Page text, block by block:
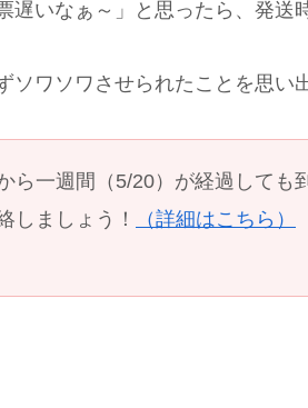
遅いなぁ～」と思ったら、発送
ソワソワさせられたことを思い
ら一週間（5/20）が経過しても
しましょう！
（詳細はこちら）